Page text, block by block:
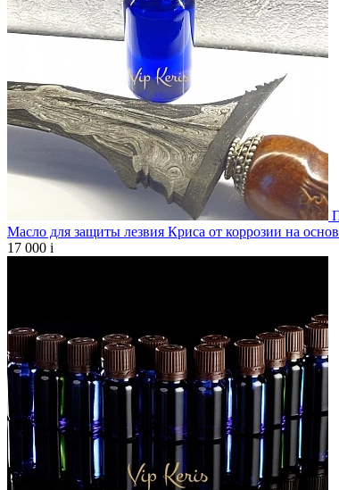
Масло для защиты лезвия Криса от коррозии на
17 000 i